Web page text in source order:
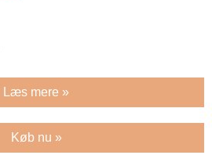
Læs mere »
Køb nu »